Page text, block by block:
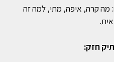
מה קרה, איפה, מתי, למה זה